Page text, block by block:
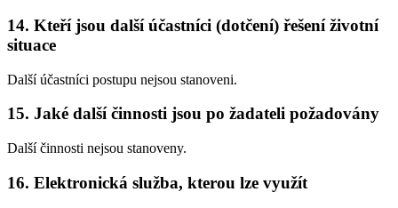
14. Kteří jsou další účastníci (dotčení) řešení životní
situace
Další účastníci postupu nejsou stanoveni.
15. Jaké další činnosti jsou po žadateli požadovány
Další činnosti nejsou stanoveny.
16. Elektronická služba, kterou lze využít